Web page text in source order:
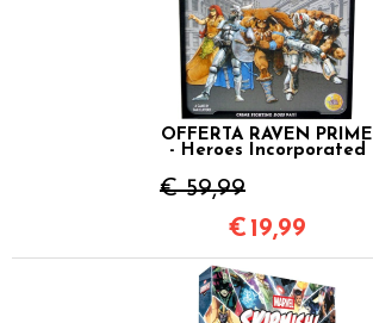
OFFERTA RAVEN PRIME
- Heroes Incorporated
€ 59,99
€ 19,99